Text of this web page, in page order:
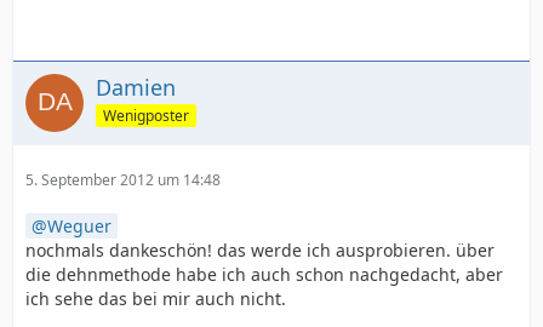
Damien
Wenigposter
5. September 2012 um 14:48
Weguer
nochmals dankeschön! das werde ich ausprobieren. über
die dehnmethode habe ich auch schon nachgedacht, aber
ich sehe das bei mir auch nicht.